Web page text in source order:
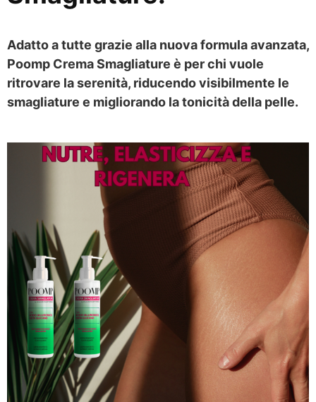
Adatto a tutte grazie alla nuova formula avanzata,
Poomp Crema Smagliature è per chi vuole
ritrovare la serenità, riducendo visibilmente le
smagliature e migliorando la tonicità della pelle.